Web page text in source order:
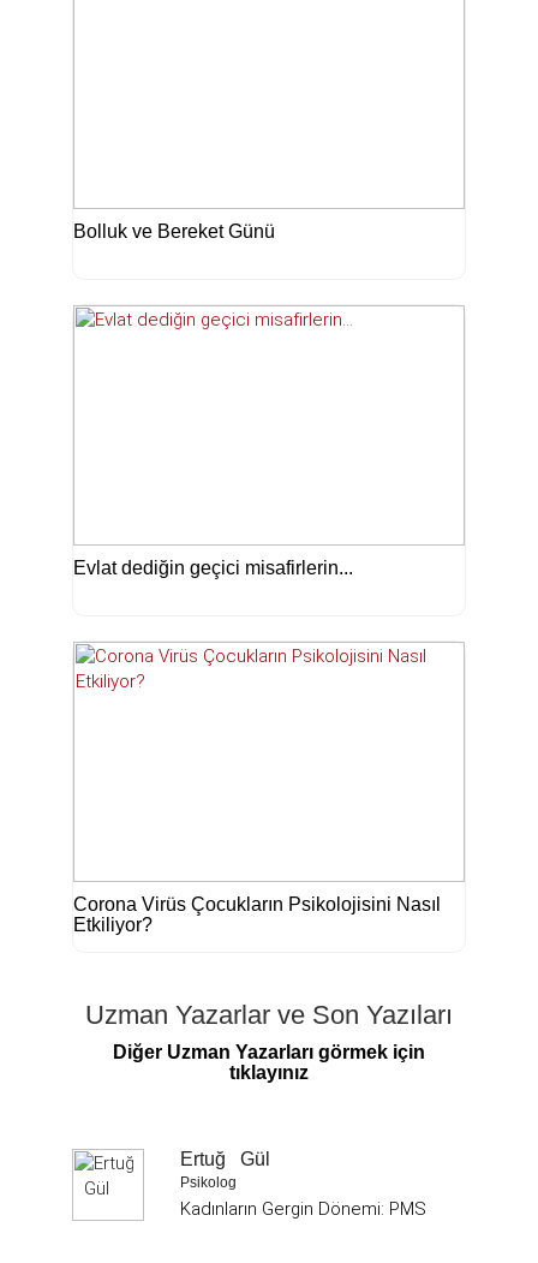
Bolluk ve Bereket Günü
Evlat dediğin geçici misafirlerin...
Corona Virüs Çocukların Psikolojisini Nasıl
Etkiliyor?
Uzman Yazarlar ve Son Yazıları
Diğer Uzman Yazarları görmek için
tıklayınız
Ertuğ Gül
Psikolog
Kadınların Gergin Dönemi: PMS